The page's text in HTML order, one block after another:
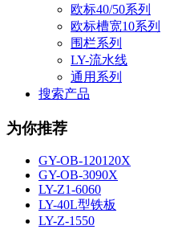
欧标40/50系列
欧标槽宽10系列
围栏系列
LY-流水线
通用系列
搜索产品
为你推荐
GY-OB-120120X
GY-OB-3090X
LY-Z1-6060
LY-40L型铁板
LY-Z-1550